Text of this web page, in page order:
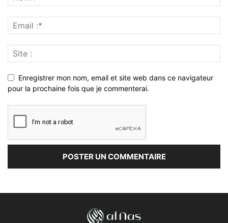
Enregistrer mon nom, email et site web dans ce navigateur
pour la prochaine fois que je commenterai.